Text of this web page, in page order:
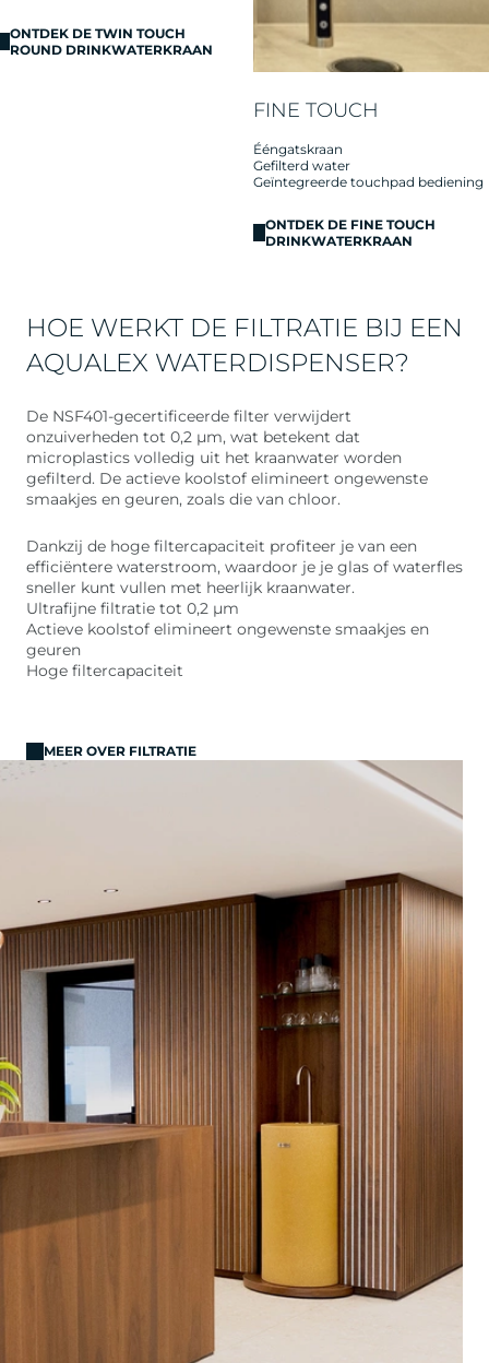
ONTDEK DE TWIN TOUCH
ROUND DRINKWATERKRAAN
FINE TOUCH
Ééngatskraan
Gefilterd water
Geïntegreerde touchpad bediening
ONTDEK DE FINE TOUCH
DRINKWATERKRAAN
HOE WERKT DE FILTRATIE BIJ EEN
AQUALEX WATERDISPENSER?
De NSF401-gecertificeerde filter verwijdert
onzuiverheden tot 0,2 μm, wat betekent dat
microplastics volledig uit het kraanwater worden
gefilterd. De actieve koolstof elimineert ongewenste
smaakjes en geuren, zoals die van chloor.
Dankzij de hoge filtercapaciteit profiteer je van een
efficiëntere waterstroom, waardoor je je glas of waterfles
sneller kunt vullen met heerlijk kraanwater.
Ultrafijne filtratie tot 0,2 μm
Actieve koolstof elimineert ongewenste smaakjes en
geuren
Hoge filtercapaciteit
MEER OVER FILTRATIE